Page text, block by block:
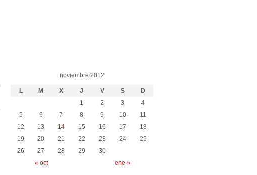
noviembre 2012
L M X J V S D
« oct ene »
1 2 3
4
5
6 7 8 9 10
11
12
13 14 15 16 17
18
19
20 21 22 23 24
25
26
27 28 29 30